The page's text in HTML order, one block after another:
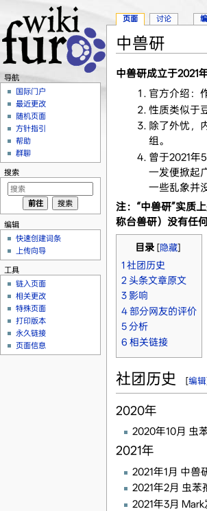
中兽研
中兽研成立于2021
官方介绍：
性质类似于
除了外忧，
组。
曾于2021年
一发便掀起
一些乱象并
注：“中兽研”实质
称台兽研）没有任何
目录[隐藏]
1 社团历史
2 头条文章原文
3 影响
4 部分网友的评价
5 分析
6 相关链接
社团历史 [编辑
2020年
2020年10月 虫
2021年
2021年1月 中兽
2021年2月 虫苯
2021年3月
页面 讨论
导航
国际门户
最近更改
随机页面
方针指引
帮助
群聊
搜索
编辑
快速创建词条
上传向导
工具
链入页面
相关更改
特殊页面
打印版本
永久链接
页面信息